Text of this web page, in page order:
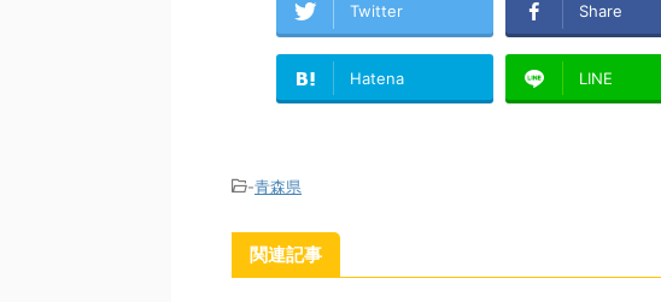
Twitter Share
Hatena LINE
-青森県
関連記事